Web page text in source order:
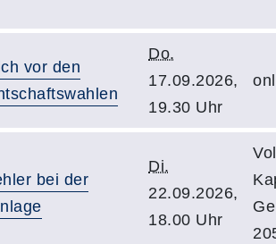
vor den
Do.
17.09.2026,
19.30 Uhr
bei der
Di.
22.09.2026,
18.00 Uhr